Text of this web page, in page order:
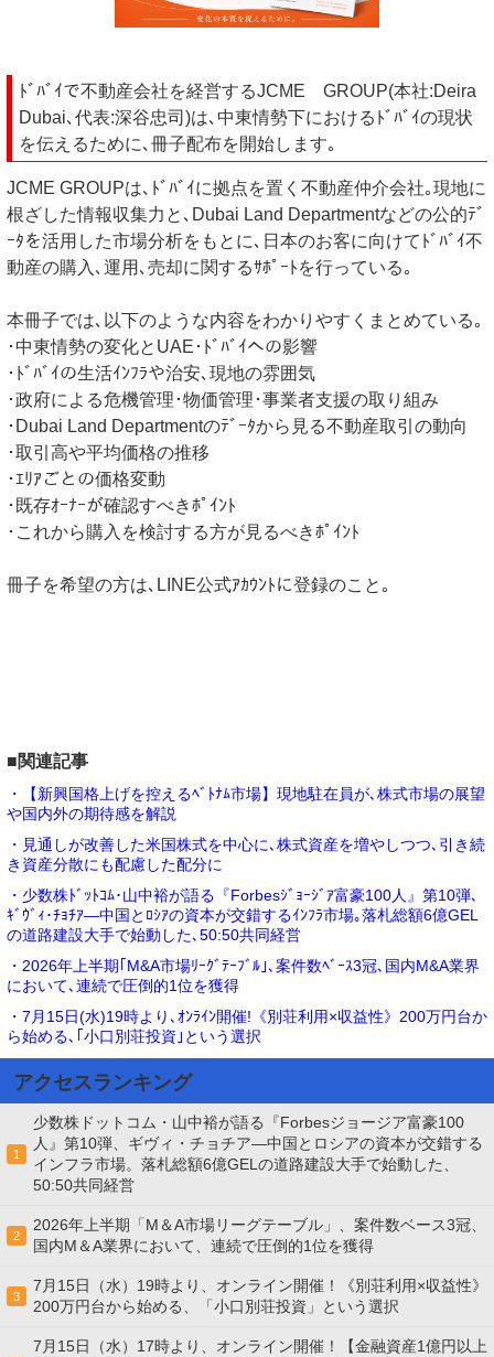
ﾄﾞﾊﾞｲで不動産会社を経営するJCME GROUP(本社:Deira
Dubai､代表:深谷忠司)は､中東情勢下におけるﾄﾞﾊﾞｲの現状
を伝えるために､冊子配布を開始します｡
JCME GROUPは､ﾄﾞﾊﾞｲに拠点を置く不動産仲介会社｡現地に
根ざした情報収集力と､Dubai Land Departmentなどの公的ﾃﾞ
ｰﾀを活用した市場分析をもとに､日本のお客に向けてﾄﾞﾊﾞｲ不
動産の購入､運用､売却に関するｻﾎﾟｰﾄを行っている｡
本冊子では､以下のような内容をわかりやすくまとめている｡
･中東情勢の変化とUAE･ﾄﾞﾊﾞｲへの影響
･ﾄﾞﾊﾞｲの生活ｲﾝﾌﾗや治安､現地の雰囲気
･政府による危機管理･物価管理･事業者支援の取り組み
･Dubai Land Departmentのﾃﾞｰﾀから見る不動産取引の動向
･取引高や平均価格の推移
･ｴﾘｱごとの価格変動
･既存ｵｰﾅｰが確認すべきﾎﾟｲﾝﾄ
･これから購入を検討する方が見るべきﾎﾟｲﾝﾄ
冊子を希望の方は､LINE公式ｱｶｳﾝﾄに登録のこと｡
■関連記事
・【新興国格上げを控えるﾍﾞﾄﾅﾑ市場】現地駐在員が､株式市場の展望
や国内外の期待感を解説
・見通しが改善した米国株式を中心に､株式資産を増やしつつ､引き続
き資産分散にも配慮した配分に
・少数株ﾄﾞｯﾄｺﾑ･山中裕が語る『Forbesｼﾞｮｰｼﾞｱ富豪100人』第10弾､
ｷﾞｳﾞｨ･ﾁｮﾁｱ―中国とﾛｼｱの資本が交錯するｲﾝﾌﾗ市場｡落札総額6億GEL
の道路建設大手で始動した､50:50共同経営
・2026年上半期｢M&A市場ﾘｰｸﾞﾃｰﾌﾞﾙ｣､案件数ﾍﾞｰｽ3冠､国内M&A業界
において､連続で圧倒的1位を獲得
・7月15日(水)19時より､ｵﾝﾗｲﾝ開催!《別荘利用×収益性》200万円台か
ら始める､｢小口別荘投資｣という選択
アクセスランキング
1
少数株ドットコム・山中裕が語る『Forbesジョージア富豪100
人』第10弾、ギヴィ・チョチア―中国とロシアの資本が交錯する
インフラ市場。落札総額6億GELの道路建設大手で始動した、
50:50共同経営
2
2026年上半期「M＆A市場リーグテーブル」、案件数ベース3冠、
国内M＆A業界において、連続で圧倒的1位を獲得
3
7月15日（水）19時より、オンライン開催！《別荘利用×収益性》
200万円台から始める、「小口別荘投資」という選択
7月15日（水）17時より、オンライン開催！【金融資産1億円以上